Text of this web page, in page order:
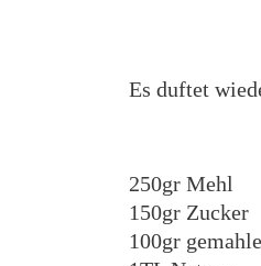
Es duftet
250gr Mehl
150gr Zucker
100gr